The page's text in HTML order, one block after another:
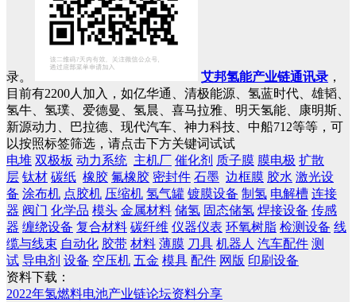
录。 艾邦氢能产业链通讯录 ，
目前有2200人加入，如亿华通、清极能源、氢蓝时代、雄韬、
氢牛、氢璞、爱德曼、氢晨、喜马拉雅、明天氢能、康明斯、
新源动力、巴拉德、现代汽车、神力科技、中船712等等，可
以按照标签筛选，请点击下方关键词试试
电堆 双极板 动力系统 主机厂 催化剂 质子膜 膜电极 扩散
层 钛材 碳纸 橡胶 氟橡胶 密封件 石墨 边框膜 胶水 激光设
备 涂布机 点胶机 压缩机 氢气罐 镀膜设备 制氢 电解槽 连接
器 阀门 化学品 模头 金属材料 储氢 固态储氢 焊接设备 传感
器 缠绕设备 复合材料 碳纤维 仪器仪表 环氧树脂 检测设备 线
缆与线束 自动化 胶带 材料 薄膜 刀具 机器人 汽车配件 测
试 导电剂 设备 空压机 五金 模具 配件 网版 印刷设备
资料下载：
2022年氢燃料电池产业链论坛资料分享